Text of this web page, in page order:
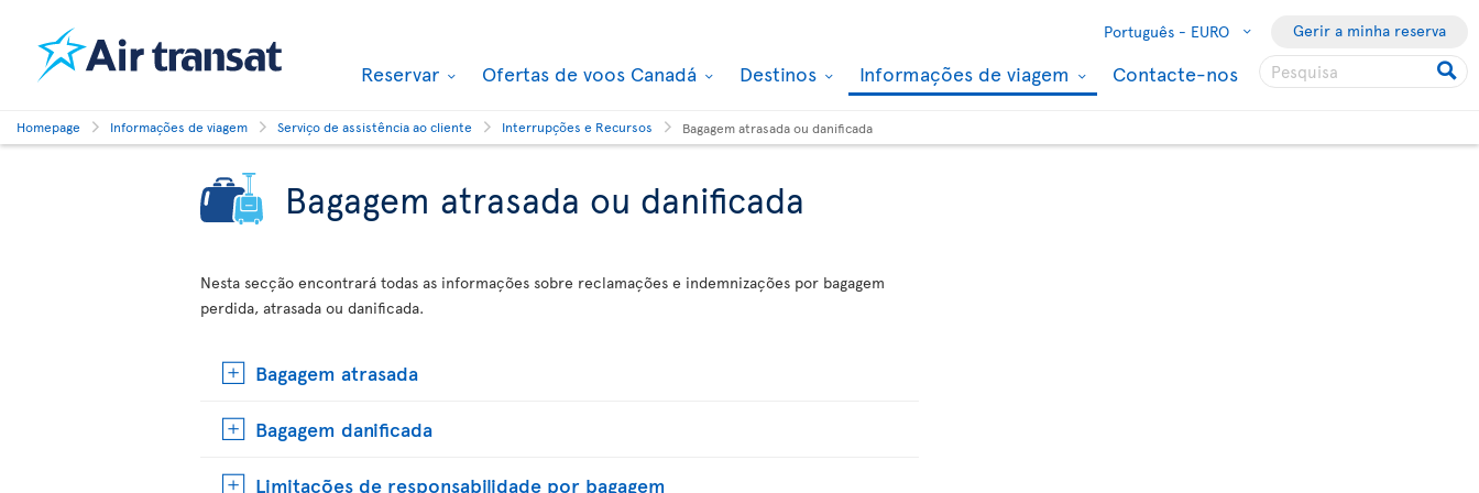
Português - EURO Gerir a minha reserva
Reservar Ofertas de voos Canadá Destinos Informações de viagem Contacte-nos
Homepage Informações de viagem Serviço de assistência ao cliente Interrupções e Recursos Bagagem atrasada ou danificada
Bagagem atrasada ou danificada
Nesta secção encontrará todas as informações sobre reclamações e indemnizações por bagagem
perdida, atrasada ou danificada.
Bagagem atrasada
Bagagem danificada
Limitações de responsabilidade por bagagem